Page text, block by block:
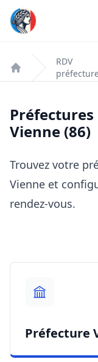
Accueil
RDV
Vienne (86)
Trouvez votre
Vienne et
rendez-vous.
Préfecture